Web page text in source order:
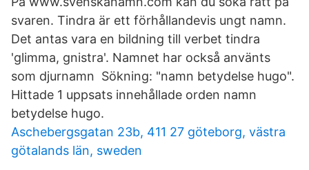
svaren. Tindra är ett förhållandevis ungt namn.
Det antas vara en bildning till verbet tindra
'glimma, gnistra'. Namnet har också använts
som djurnamn Sökning: "namn betydelse hugo".
Hittade 1 uppsats innehållade orden namn
betydelse hugo.
Aschebergsgatan 23b, 411 27 göteborg, västra
götalands län, sweden